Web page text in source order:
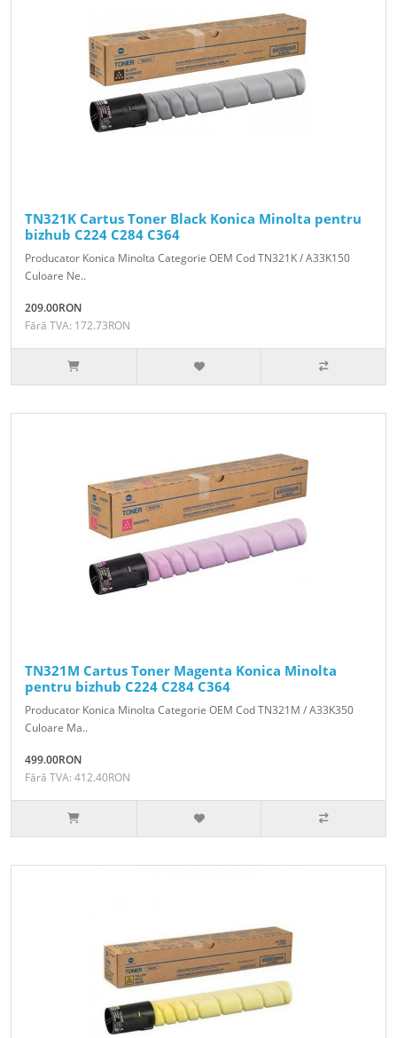
TN321K Cartus Toner Black Konica Minolta pentru
bizhub C224 C284 C364
Producator Konica Minolta Categorie OEM Cod TN321K / A33K150
Culoare Ne..
209.00RON
Fără TVA: 172.73RON
TN321M Cartus Toner Magenta Konica Minolta
pentru bizhub C224 C284 C364
Producator Konica Minolta Categorie OEM Cod TN321M / A33K350
Culoare Ma..
499.00RON
Fără TVA: 412.40RON